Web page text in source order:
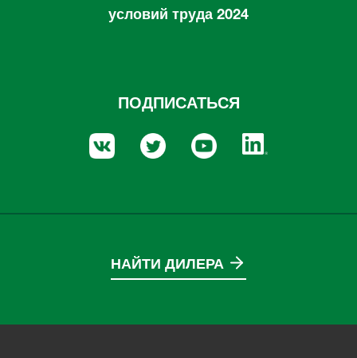
условий труда 2024
ПОДПИСАТЬСЯ
НАЙТИ ДИЛЕРА